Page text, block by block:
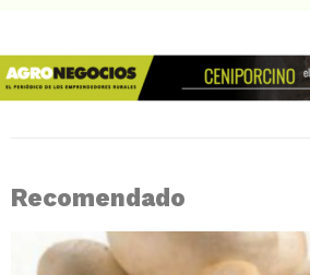
Recomendado